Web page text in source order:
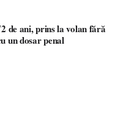
de ani, prins la volan fără
un dosar penal